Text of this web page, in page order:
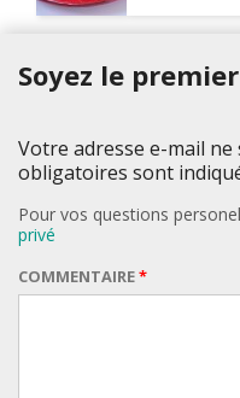
Soyez le
Votre adresse e-mail ne
obligatoires sont
Pour vos questions
privé
COMMENTAIRE*